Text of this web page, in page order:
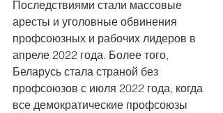
Последствиями стали массовые
аресты и уголовные обвинения
профсоюзных и рабочих лидеров в
апреле 2022 года. Более того,
Беларусь стала страной без
профсоюзов с июля 2022 года, когда
все демократические профсоюзы